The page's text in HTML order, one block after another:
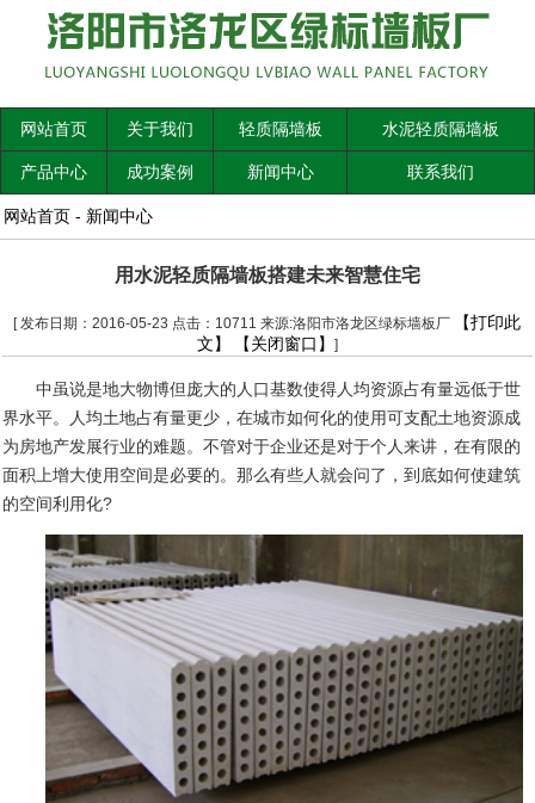
网站首页 关于我们 轻质隔墙板 水泥轻质隔墙板
产品中心 成功案例 新闻中心 联系我们
网站首页 - 新闻中心
用水泥轻质隔墙板搭建未来智慧住宅
[ 发布日期：2016-05-23 点击：10711 来源:洛阳市洛龙区绿标墙板厂
【打印此
文】
【关闭窗口】 ]
中虽说是地大物博但庞大的人口基数使得人均资源占有量远低于世
界水平。人均土地占有量更少，在城市如何化的使用可支配土地资源成
为房地产发展行业的难题。不管对于企业还是对于个人来讲，在有限的
面积上增大使用空间是必要的。那么有些人就会问了，到底如何使建筑
的空间利用化?